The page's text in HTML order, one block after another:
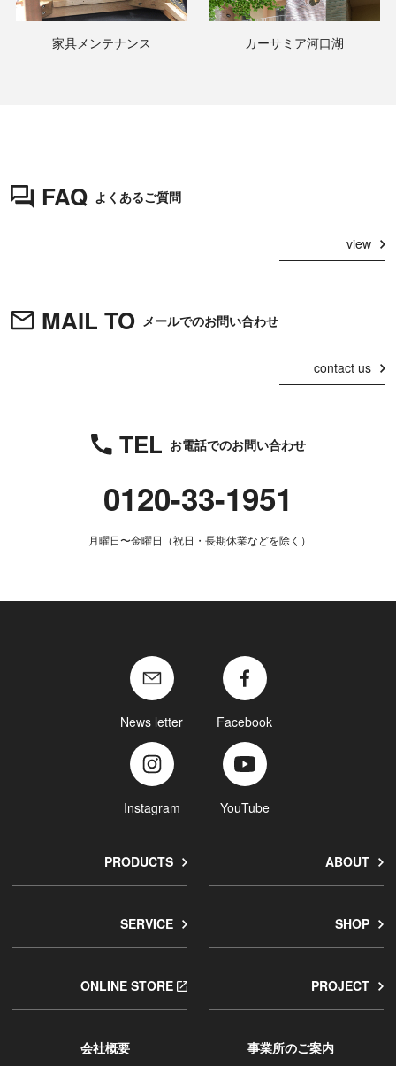
家具メンテナンス カーサミア河口湖
FAQ よくあるご質問
view
MAIL TO メールでのお問い合わせ
contact us
TEL お電話でのお問い合わせ
0120-33-1951
月曜日〜金曜日（祝日・長期休業などを除く）
News letter Facebook
Instagram YouTube
PRODUCTS ABOUT
SERVICE SHOP
ONLINE STORE PROJECT
会社概要 事業所のご案内